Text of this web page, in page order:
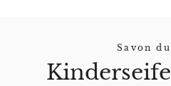
Savon